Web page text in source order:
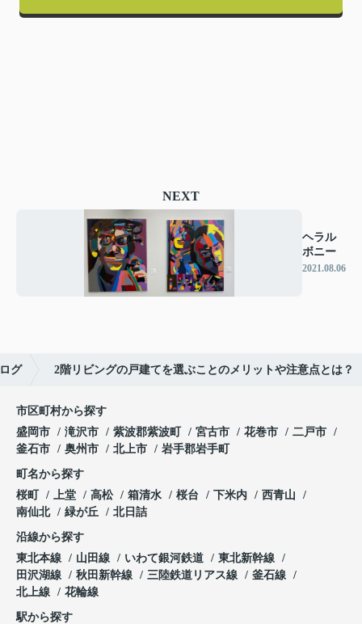
NEXT
ヘラル
ボニー
2021.08.06
グ 2階リビングの戸建てを選ぶことのメリットや注意点とは？
市区町村から探す
盛岡市
滝沢市 紫波郡紫波町 宮古市 花巻市
二戸市
釜石市
奥州市 北上市 岩手郡岩手町
町名から探す
桜町
上堂 高松 箱清水 桜台 下米内
西青山
南仙北
緑が丘 北日詰
沿線から探す
東北本線
山田線 いわて銀河鉄道
東北新幹線
田沢湖線
秋田新幹線 三陸鉄道リアス線
釜石線
北上線
花輪線
駅から探す